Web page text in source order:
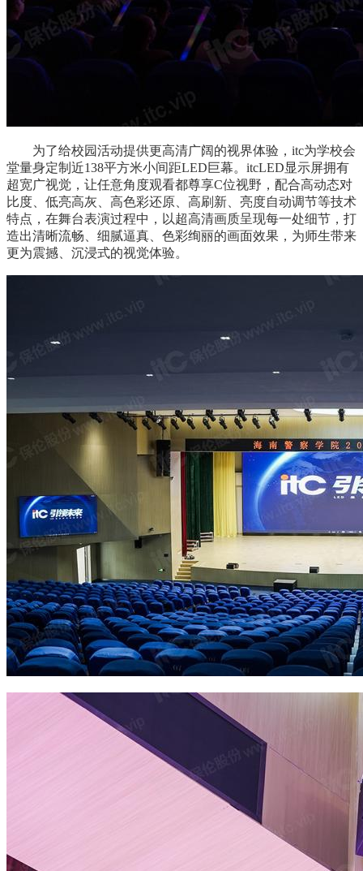
为了给校园活动提供更高清广阔的视界体验，itc为学校会
堂量身定制近138平方米小间距LED巨幕。itcLED显示屏拥有
超宽广视觉，让任意角度观看都尊享C位视野，配合高动态对
比度、低亮高灰、高色彩还原、高刷新、亮度自动调节等技术
特点，在舞台表演过程中，以超高清画质呈现每一处细节，打
造出清晰流畅、细腻逼真、色彩绚丽的画面效果，为师生带来
更为震撼、沉浸式的视觉体验。